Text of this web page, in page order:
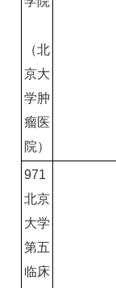
（北
京大
学肿
瘤医
院）
971
北京
大学
第五
临床